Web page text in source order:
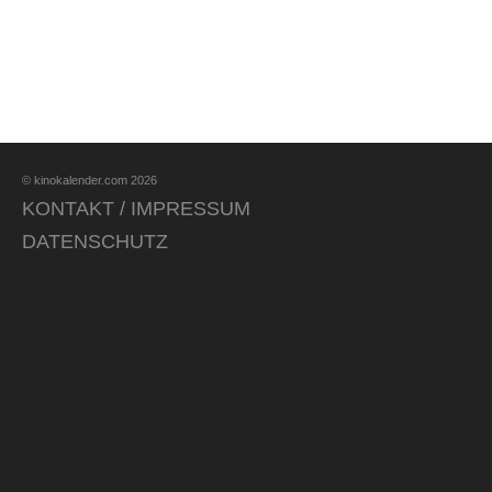
© kinokalender.com 2026
KONTAKT / IMPRESSUM
DATENSCHUTZ